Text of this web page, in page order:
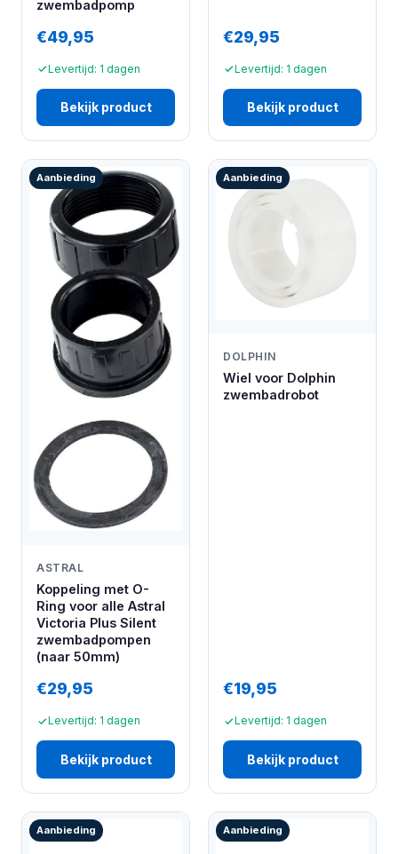
zwembadpomp
€49,95
Levertijd: 1 dagen
Bekijk product
€29,95
Levertijd: 1 dagen
Bekijk product
Aanbieding
ASTRAL
Koppeling met O-
Ring voor alle Astral
Victoria Plus Silent
zwembadpompen
(naar 50mm)
€29,95
Levertijd: 1 dagen
Bekijk product
Aanbieding
DOLPHIN
Wiel voor Dolphin
zwembadrobot
€19,95
Levertijd: 1 dagen
Bekijk product
Aanbieding Aanbieding